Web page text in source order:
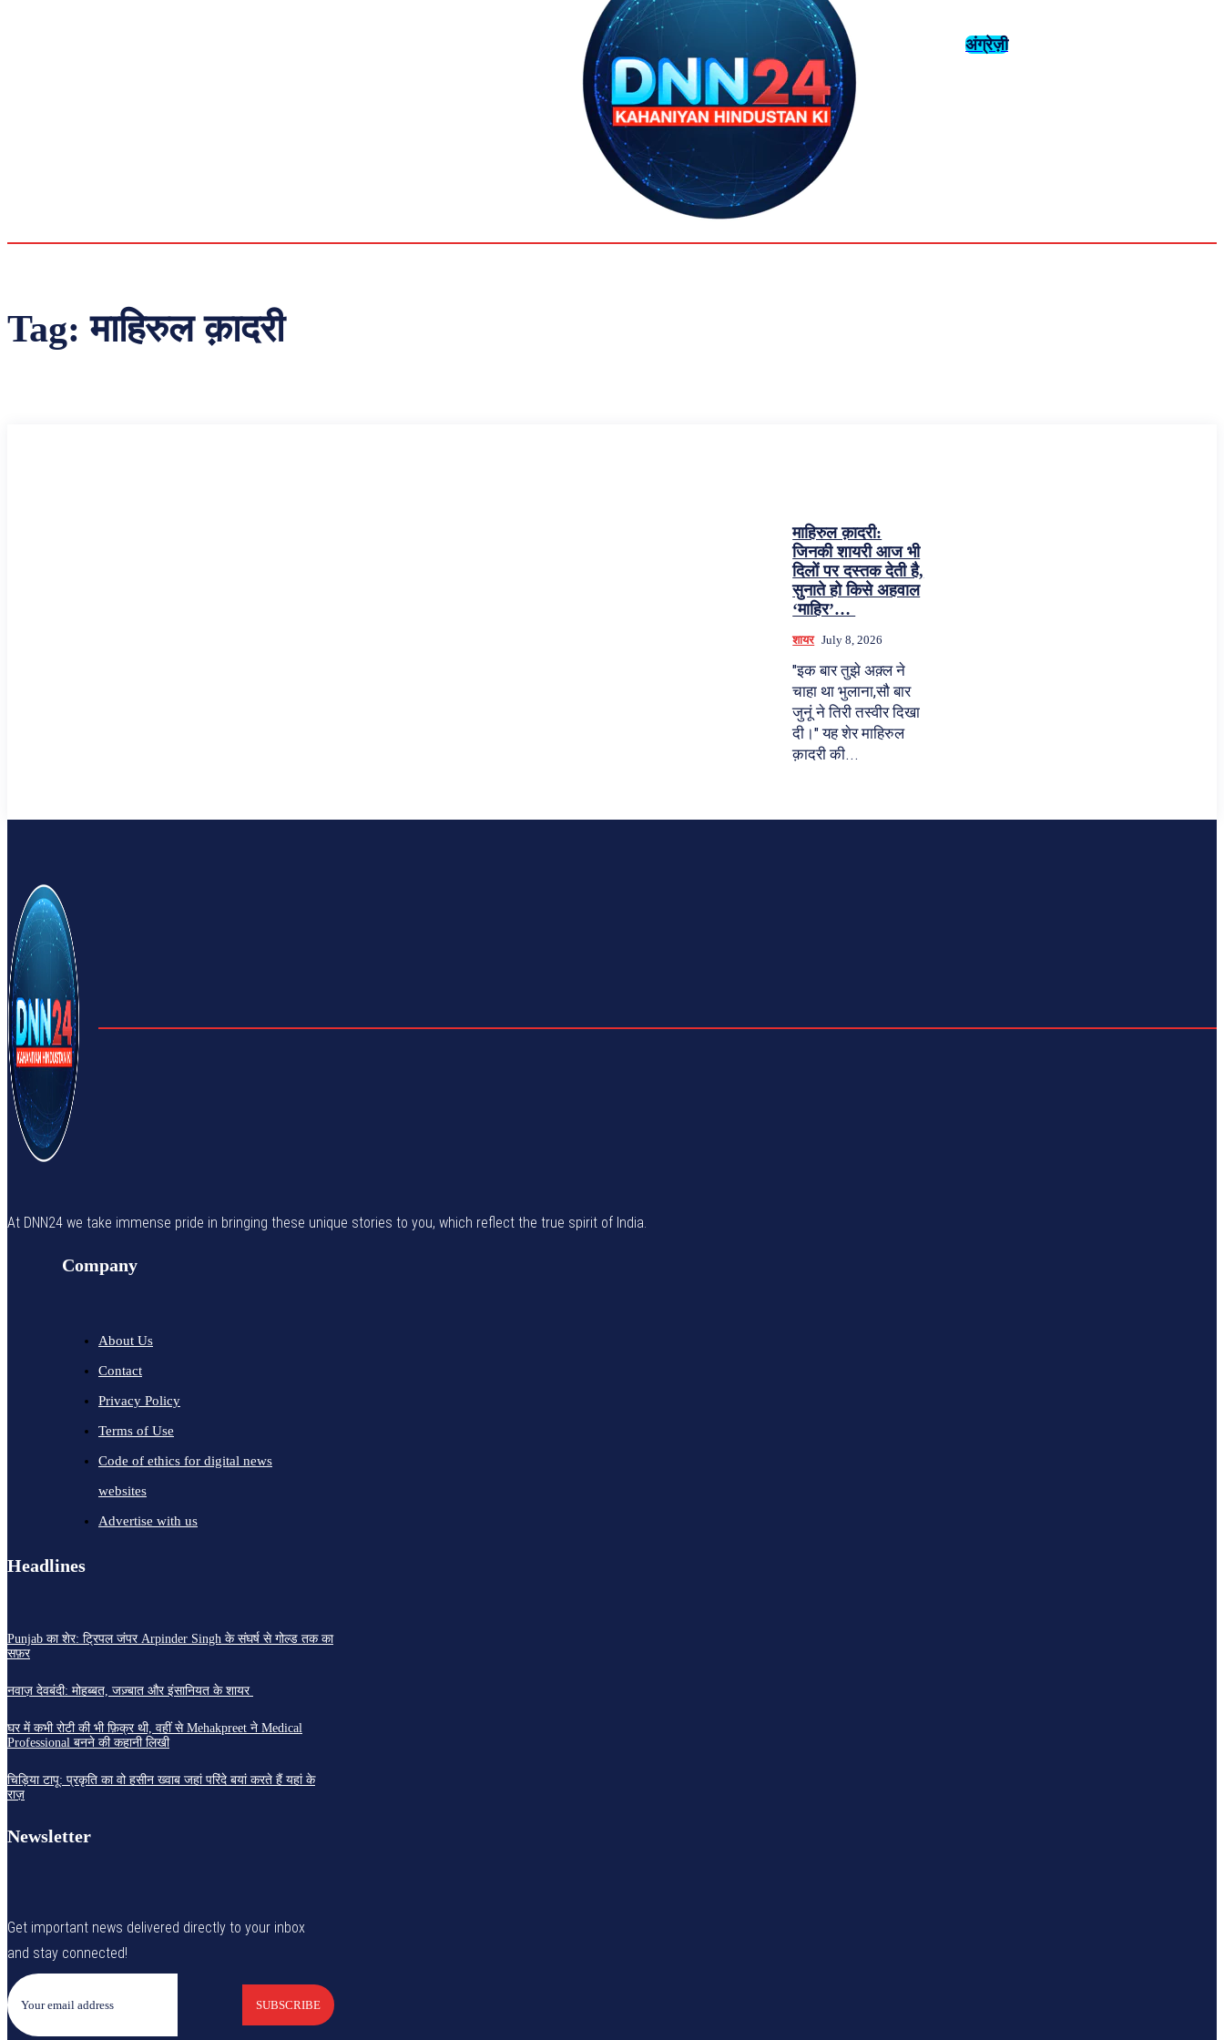
अंग्रेज़ी
Tag:माहिरुल क़ादरी
माहिरुल क़ादरी:
जिनकी शायरी आज भी
दिलों पर दस्तक देती है,
सुनाते हो किसे अहवाल
‘माहिर’…
शायर July 8, 2026
"इक बार तुझे अक़्ल ने
चाहा था भुलाना,सौ बार
जुनूं ने तिरी तस्वीर दिखा
दी।" यह शेर माहिरुल
क़ादरी की...
At DNN24 we take immense pride in bringing these unique stories to you, which reflect the true spirit of India.
Company
About Us
Contact
Privacy Policy
Terms of Use
Code of ethics for digital news
websites
Advertise with us
Headlines
Punjab का शेर: ट्रिपल जंपर Arpinder Singh के संघर्ष से गोल्ड तक का
सफ़र
नवाज़ देवबंदी: मोहब्बत, जज़्बात और इंसानियत के शायर
घर में कभी रोटी की भी फ़िक्र थी, वहीं से Mehakpreet ने Medical
Professional बनने की कहानी लिखी
चिड़िया टापू: प्रकृति का वो हसीन ख्वाब जहां परिंदे बयां करते हैं यहां के
राज़
Newsletter
Get important news delivered directly to your inbox
and stay connected!
SUBSCRIBE